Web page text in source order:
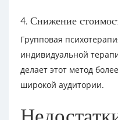
4. Снижение
Групповая
индивидуальной
делает этот метод
широкой аудитории.